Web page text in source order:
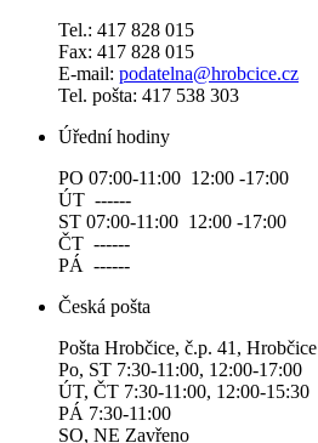
Tel.: 417 828 015
Fax: 417 828 015
E-mail: podatelna@hrobcice.cz
Tel. pošta: 417 538 303
Úřední hodiny
PO 07:00-11:00 12:00 -17:00
ÚT ------
ST 07:00-11:00 12:00 -17:00
ČT ------
PÁ ------
Česká pošta
Pošta Hrobčice, č.p. 41, Hrobčice
Po, ST 7:30-11:00, 12:00-17:00
ÚT, ČT 7:30-11:00, 12:00-15:30
PÁ 7:30-11:00
SO, NE Zavřeno